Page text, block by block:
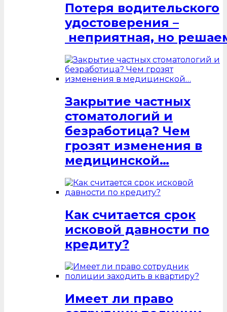
Потеря водительского
удостоверения –
неприятная, но
Закрытие частных
стоматологий и
безработица? Чем
грозят изменения в
медицинской…
Как считается срок
исковой давности по
кредиту?
Имеет ли право